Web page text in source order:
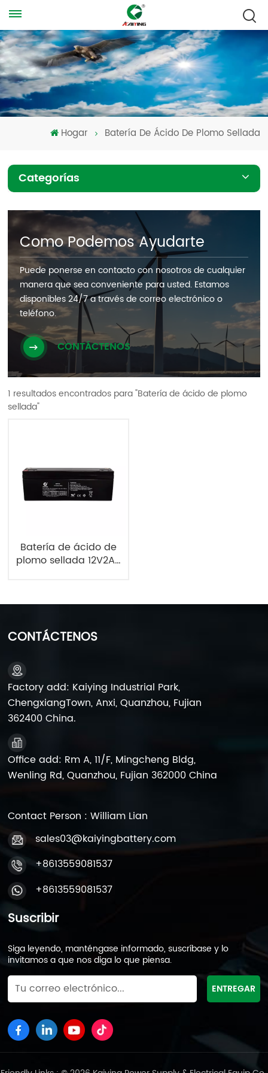
Hogar Batería De Ácido De Plomo Sellada
Categorías
Como Podemos Ayudarte
Puede ponerse en contacto con nosotros de cualquier
manera que sea conveniente para usted. Estamos
disponibles 24/7 a través de correo electrónico o
teléfono.
CONTÁCTENOS
1 resultados encontrados para "Batería de ácido de plomo
sellada"
Batería de ácido de
plomo sellada 12V2Ah
CONTÁCTENOS
Factory add: Kaiying Industrial Park,
ChengxiangTown, Anxi, Quanzhou, Fujian
362400 China.
Office add: Rm A, 11/F, Mingcheng Bldg,
Wenling Rd, Quanzhou, Fujian 362000 China
Contact Person : William Lian
sales03@kaiyingbattery.com
+8613559081537
+8613559081537
Suscribir
Siga leyendo, manténgase informado, suscríbase y lo
invitamos a que nos diga lo que piensa.